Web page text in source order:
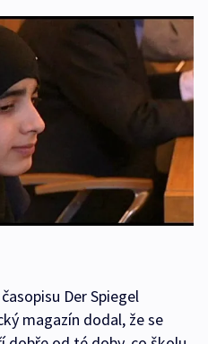
Der Spiegel
magazín dodal, že se